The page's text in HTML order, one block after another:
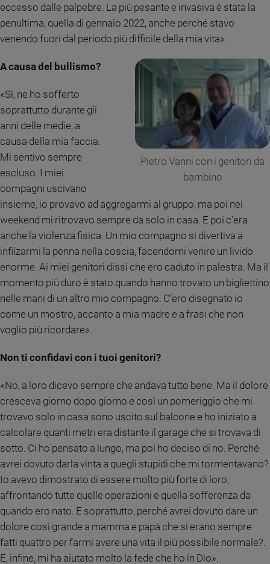
Privacy
Policy
Chi
Pubblicità
Registrati
Redazione
eccesso dalle palpebre. La più pesante e invasiva è stata la
penultima, quella di gennaio 2022, anche perché stavo
venendo fuori dal periodo più difficile della mia vita».
Pietro Vanni con i genitori da
bambino
A causa del bullismo?
«Sì, ne ho sofferto
soprattutto durante gli
anni delle medie, a
causa della mia faccia.
Mi sentivo sempre
escluso. I miei
compagni uscivano
insieme, io provavo ad aggregarmi al gruppo, ma poi nei
weekend mi ritrovavo sempre da solo in casa. E poi c’era
anche la violenza fisica. Un mio compagno si divertiva a
infilzarmi la penna nella coscia, facendomi venire un livido
enorme. Ai miei genitori dissi che ero caduto in palestra. Ma il
momento più duro è stato quando hanno trovato un bigliettino
nelle mani di un altro mio compagno. C’ero disegnato io
come un mostro, accanto a mia madre e a frasi che non
voglio più ricordare».
Non ti confidavi con i tuoi genitori?
«No, a loro dicevo sempre che andava tutto bene. Ma il dolore
cresceva giorno dopo giorno e così un pomeriggio che mi
trovavo solo in casa sono uscito sul balcone e ho iniziato a
calcolare quanti metri era distante il garage che si trovava di
sotto. Ci ho pensato a lungo, ma poi ho deciso di no. Perché
avrei dovuto darla vinta a quegli stupidi che mi tormentavano?
Io avevo dimostrato di essere molto più forte di loro,
affrontando tutte quelle operazioni e quella sofferenza da
quando ero nato. E soprattutto, perché avrei dovuto dare un
dolore così grande a mamma e papà che si erano sempre
fatti quattro per farmi avere una vita il più possibile normale?.
E, infine, mi ha aiutato molto la fede che ho in Dio».